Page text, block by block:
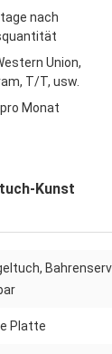
nach
Union,
T/T, usw.
Monat
Kunst
Platte